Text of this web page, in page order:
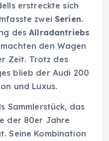
erstreckte sich
zweiSerien.
desAllradantriebs
machten den Wagen
Zeit. Trotz des
blieb der Audi 200
und Luxus.
Sammlerstück, das
der 80er Jahre
Seine Kombination